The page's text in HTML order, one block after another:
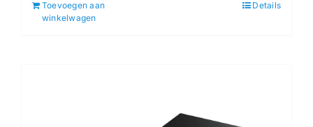
Toevoegen aan
winkelwagen
Details